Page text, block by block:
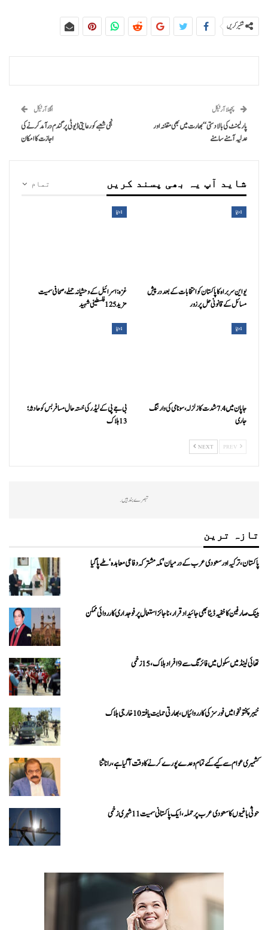
شئیر کریں
پچھلا آرٹیکل
پارلیمنٹ کی بالادستی‘‘ بھارت میں بھی مقننہ اور
عدلیہ آمنے سامنے
اگلا آرٹیکل
نجی شعبے کو رعایتی ڈیوٹی پر گندم درآمد کرنے کی
اجازت کا امکان
تمام شاید آپ یہ بھی پسند کریں
1دنیا
یواین سربراہ کا پاکستان کوانتخابات کے بعد درپیش
مسائل کے قانونی حل پرزور
1دنیا
غزہ:اسرائیل کے وحشیانہ حملے، صحافی سمیت
مزید 125 فلسطینی شہید
1دنیا
جاپان میں 7.4 شدت کا زلزلہ، سونامی کی وارننگ
جاری
1دنیا
بی جے پی کے لیڈر کی خستہ حال مسافر بس کو حادثہ؛
13 ہلاک
NEXT
تبصرے بند ہیں.
تازہ ترین
پاکستان، ترکیہ اور سعودی عرب کے درمیان ’مکہ مشترکہ دفاعی معاہدہ‘ طے پا گیا
بینک صارفین کا خفیہ ڈیٹا بھی جائیداد قرار، ناجائز استعمال پر فوجداری کارروائی ممکن
تھائی لینڈ میں سکول میں فائرنگ سے 9 افراد ہلاک، 15 زخمی
خیبرپختونخوا میں فورسز کی کارروائیاں، بھارتی حمایت یافتہ 10 خارجی ہلاک
کشمیری عوام سے کیے گئے تمام وعدے پورے کرنے کا وقت آ گیا ہے، رانا ثنا
حوثی باغیوں کا سعودی عرب پر حملہ، ایک پاکستانی سمیت 11 شہری زخمی